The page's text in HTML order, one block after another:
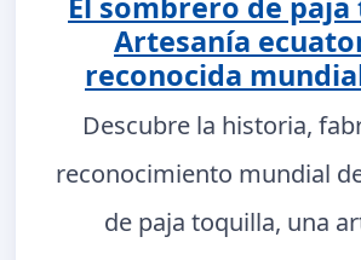
Artesanía
reconocida
Descubre la historia,
reconocimiento mundial
de paja toquilla, una